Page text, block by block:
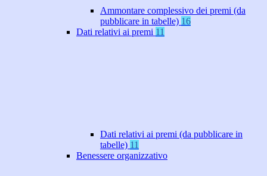
Ammontare complessivo dei premi (da
pubblicare in tabelle) 16
Dati relativi ai premi 11
Dati relativi ai premi (da pubblicare in
tabelle) 11
Benessere organizzativo